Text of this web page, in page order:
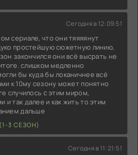
Сегодня в 12:09:51
сериале, что они тяяяянут
простейшую сюжетную линию,
закончился они всё высрать не
слишком медленно
бы куда бы локаничнее всё
к 10му сезону может понятно
случилось с этим миром,
и так далее и как жить то этим
дальше
3 СЕЗОН)
Сегодня в 11:21:51